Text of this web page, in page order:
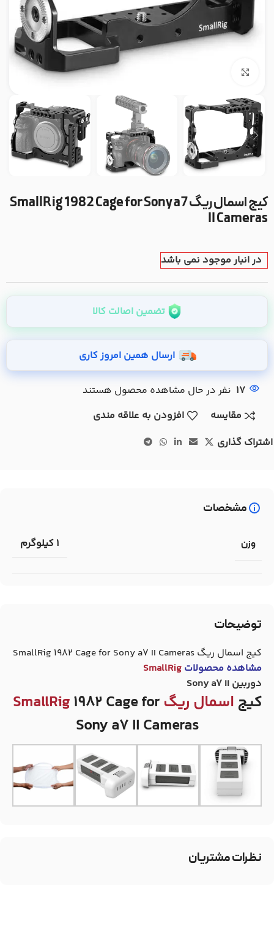
کیج اسمال ریگ SmallRig 1982 Cage for Sony a7
II Cameras
در انبار موجود نمی باشد
تضمین اصالت کالا
ارسال همین امروز کاری
17 نفر در حال مشاهده محصول هستند
مقایسه
افزودن به علاقه مندی
اشتراک گذاری
توضیحات
کیج اسمال ریگ SmallRig 1982 Cage for Sony a7 II Cameras
مشاهده محصولات SmallRig
دوربین Sony a7 II
کیجاسمال ریگ SmallRig1982 Cage for
Sony a7 II Cameras
مشخصات
وزن 1 کیلوگرم
نظرات مشتریان